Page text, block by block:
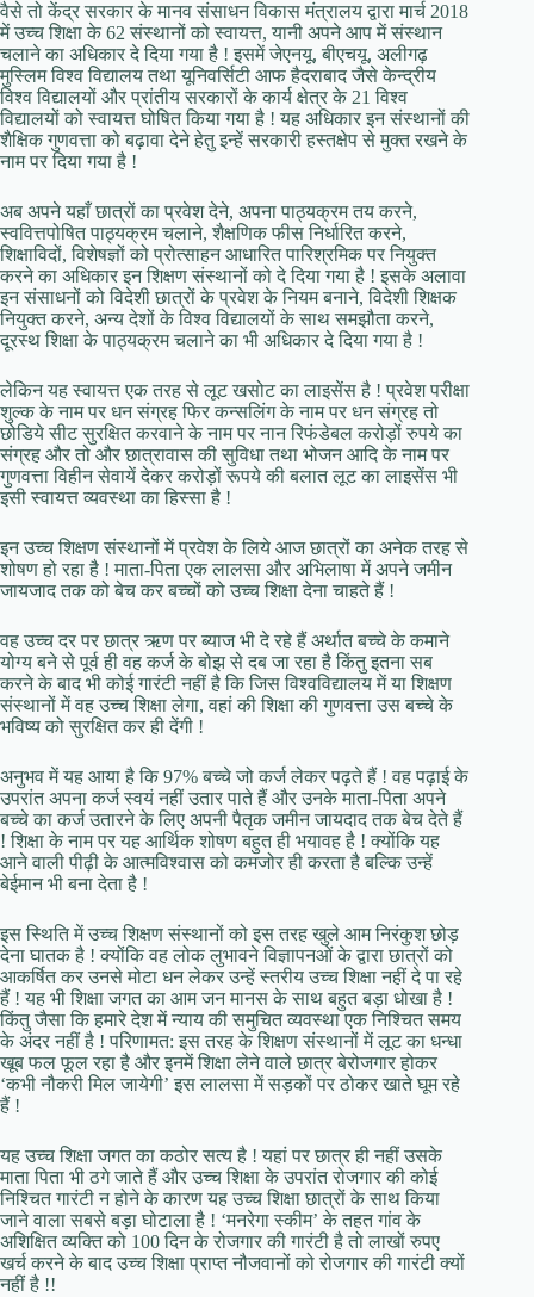
वैसे तो केंद्र सरकार के मानव संसाधन विकास मंत्रालय द्वारा मार्च 2018
में उच्च शिक्षा के 62 संस्थानों को स्वायत्त, यानी अपने आप में संस्थान
चलाने का अधिकार दे दिया गया है ! इसमें जेएनयू, बीएचयू, अलीगढ़
मुस्लिम विश्व विद्यालय तथा यूनिवर्सिटी आफ हैदराबाद जैसे केन्द्रीय
विश्व विद्यालयों और प्रांतीय सरकारों के कार्य क्षेत्र के 21 विश्व
विद्यालयों को स्वायत्त घोषित किया गया है ! यह अधिकार इन संस्थानों की
शैक्षिक गुणवत्ता को बढ़ावा देने हेतु इन्हें सरकारी हस्तक्षेप से मुक्त रखने के
नाम पर दिया गया है !
अब अपने यहाँ छात्रों का प्रवेश देने, अपना पाठ्यक्रम तय करने,
स्ववित्तपोषित पाठ्यक्रम चलाने, शैक्षणिक फीस निर्धारित करने,
शिक्षाविदों, विशेषज्ञों को प्रोत्साहन आधारित पारिश्रमिक पर नियुक्त
करने का अधिकार इन शिक्षण संस्थानों को दे दिया गया है ! इसके अलावा
इन संसाधनों को विदेशी छात्रों के प्रवेश के नियम बनाने, विदेशी शिक्षक
नियुक्त करने, अन्य देशों के विश्व विद्यालयों के साथ समझौता करने,
दूरस्थ शिक्षा के पाठ्यक्रम चलाने का भी अधिकार दे दिया गया है !
लेकिन यह स्वायत्त एक तरह से लूट खसोट का लाइसेंस है ! प्रवेश परीक्षा
शुल्क के नाम पर धन संग्रह फिर कन्सलिंग के नाम पर धन संग्रह तो
छोडिये सीट सुरक्षित करवाने के नाम पर नान रिफंडेबल करोड़ों रुपये का
संग्रह और तो और छात्रावास की सुविधा तथा भोजन आदि के नाम पर
गुणवत्ता विहीन सेवायें देकर करोड़ों रूपये की बलात लूट का लाइसेंस भी
इसी स्वायत्त व्यवस्था का हिस्सा है !
इन उच्च शिक्षण संस्थानों में प्रवेश के लिये आज छात्रों का अनेक तरह से
शोषण हो रहा है ! माता-पिता एक लालसा और अभिलाषा में अपने जमीन
जायजाद तक को बेच कर बच्चों को उच्च शिक्षा देना चाहते हैं !
वह उच्च दर पर छात्र ऋण पर ब्याज भी दे रहे हैं अर्थात बच्चे के कमाने
योग्य बने से पूर्व ही वह कर्ज के बोझ से दब जा रहा है किंतु इतना सब
करने के बाद भी कोई गारंटी नहीं है कि जिस विश्वविद्यालय में या शिक्षण
संस्थानों में वह उच्च शिक्षा लेगा, वहां की शिक्षा की गुणवत्ता उस बच्चे के
भविष्य को सुरक्षित कर ही देंगी !
अनुभव में यह आया है कि 97% बच्चे जो कर्ज लेकर पढ़ते हैं ! वह पढ़ाई के
उपरांत अपना कर्ज स्वयं नहीं उतार पाते हैं और उनके माता-पिता अपने
बच्चे का कर्ज उतारने के लिए अपनी पैतृक जमीन जायदाद तक बेच देते हैं
! शिक्षा के नाम पर यह आर्थिक शोषण बहुत ही भयावह है ! क्योंकि यह
आने वाली पीढ़ी के आत्मविश्वास को कमजोर ही करता है बल्कि उन्हें
बेईमान भी बना देता है !
इस स्थिति में उच्च शिक्षण संस्थानों को इस तरह खुले आम निरंकुश छोड़
देना घातक है ! क्योंकि वह लोक लुभावने विज्ञापनओं के द्वारा छात्रों को
आकर्षित कर उनसे मोटा धन लेकर उन्हें स्तरीय उच्च शिक्षा नहीं दे पा रहे
हैं ! यह भी शिक्षा जगत का आम जन मानस के साथ बहुत बड़ा धोखा है !
किंतु जैसा कि हमारे देश में न्याय की समुचित व्यवस्था एक निश्चित समय
के अंदर नहीं है ! परिणामत: इस तरह के शिक्षण संस्थानों में लूट का धन्धा
खूब फल फूल रहा है और इनमें शिक्षा लेने वाले छात्र बेरोजगार होकर
‘कभी नौकरी मिल जायेगी’ इस लालसा में सड़कों पर ठोकर खाते घूम रहे
हैं !
यह उच्च शिक्षा जगत का कठोर सत्य है ! यहां पर छात्र ही नहीं उसके
माता पिता भी ठगे जाते हैं और उच्च शिक्षा के उपरांत रोजगार की कोई
निश्चित गारंटी न होने के कारण यह उच्च शिक्षा छात्रों के साथ किया
जाने वाला सबसे बड़ा घोटाला है ! ‘मनरेगा स्कीम’ के तहत गांव के
अशिक्षित व्यक्ति को 100 दिन के रोजगार की गारंटी है तो लाखों रुपए
खर्च करने के बाद उच्च शिक्षा प्राप्त नौजवानों को रोजगार की गारंटी क्यों
नहीं है !!